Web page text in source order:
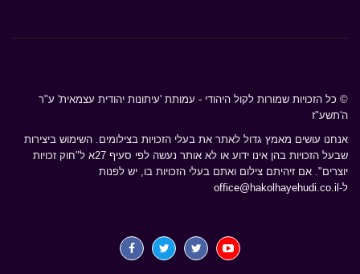
© כל הזכויות שמורות לקול היהודי - עמותת 'עיתונות יהודית עצמאית' ע"ר
ה'תשע"ז
אנחנו עושים מאמץ גדול לאתר את בעלי הזכויות בצילומים. השימוש ביצירות
שבעל הזכויות בהן אינו ידוע או לא אותר נעשה לפי סעיף 27א ל"חוק זכויות
יוצרים". אם זיהיתם צילום ואתם בעלי הזכויות בו, יש לפנות
ל- office@hakolhayehudi.co.il